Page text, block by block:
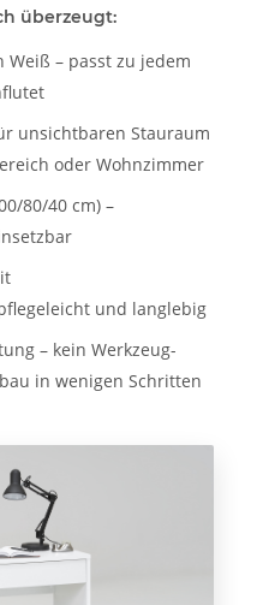
überzeugt:
– passt zu jedem
unsichtbaren Stauraum
oder Wohnzimmer
80/40 cm) –
und langlebig
– kein Werkzeug-
in wenigen Schritten